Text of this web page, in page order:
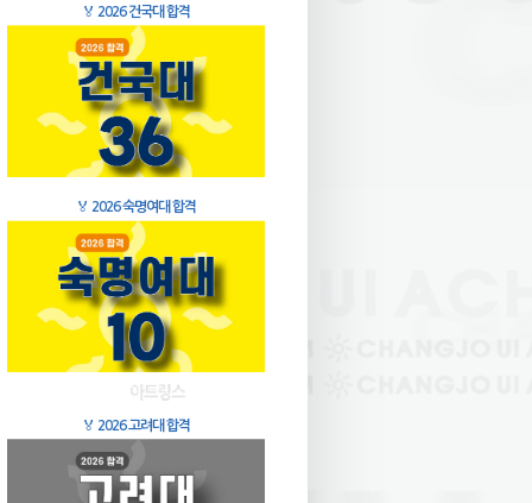
🏅 2026 건국대 합격
🏅 2026 숙명여대 합격
🏅 2026 고려대 합격